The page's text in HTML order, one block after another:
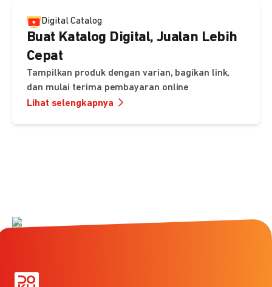
Digital Catalog
Buat Katalog Digital, Jualan Lebih
Cepat
Tampilkan produk dengan varian, bagikan link,
dan mulai terima pembayaran online
Lihat selengkapnya